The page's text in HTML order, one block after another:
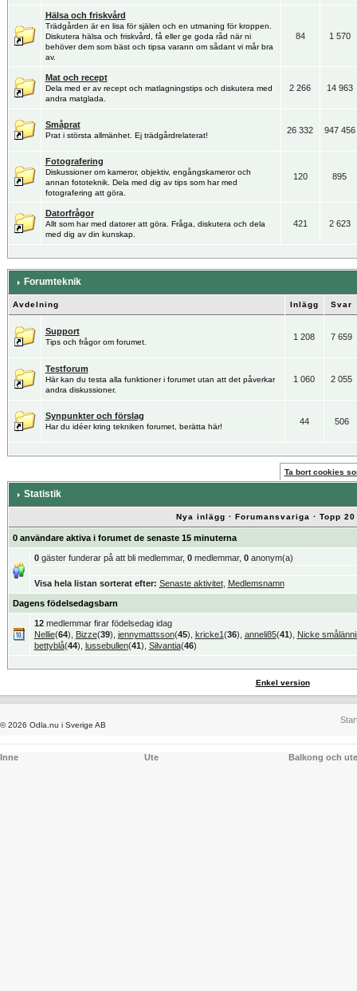
Hälsa och friskvård
Trädgården är en lisa för själen och en utmaning för kroppen.
Diskutera hälsa och friskvård, få eller ge goda råd när ni
behöver dem som bäst och tipsa varann om sådant vi mår bra
av.
84 1 570
Mat och recept
Dela med er av recept och matlagningstips och diskutera med
andra matglada.
2 266 14 963
Småprat
Prat i största allmänhet. Ej trädgårdrelaterat!
26 332 947 456
Fotografering
Diskussioner om kameror, objektiv, engångskameror och
annan fototeknik. Dela med dig av tips som har med
fotografering att göra.
120 895
Datorfrågor
Allt som har med datorer att göra. Fråga, diskutera och dela
med dig av din kunskap.
421 2 623
Forumteknik
Avdelning Inlägg Svar
Support
Tips och frågor om forumet.
1 208 7 659
Testforum
Här kan du testa alla funktioner i forumet utan att det påverkar
andra diskussioner.
1 060 2 055
Synpunkter och förslag
Har du idéer kring tekniken forumet, berätta här!
44 506
Ta bort cookies
Statistik
Nya inlägg · Forumansvariga · Topp
0 användare aktiva i forumet de senaste 15 minuterna
0gäster funderar på att bli medlemmar, 0medlemmar, 0anonym(a)
Visa hela listan sorterat efter: Senaste aktivitet, Medlemsnamn
Dagens födelsedagsbarn
12medlemmar firar födelsedag idag
Nellie(64), Bizze(39), jennymattsson(45), kricke1(36), anneli85(41),
Nicke
bettyblå(44), lussebullen(41), Silvantia(46)
Enkel version
© 2026 Odla.nu i Sverige AB
Inne Ute Balkong och